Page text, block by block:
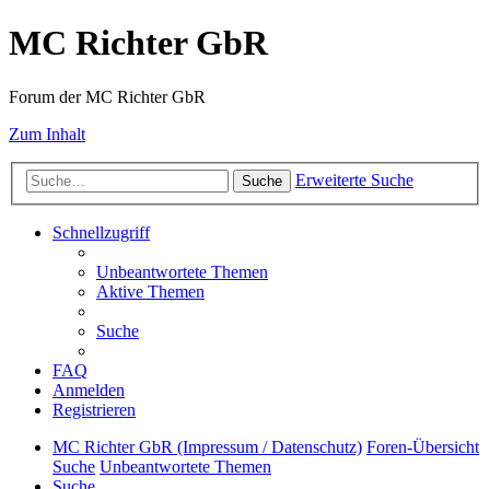
MC Richter GbR
Forum der MC Richter GbR
Zum Inhalt
Suche Erweiterte Suche
Schnellzugriff
Unbeantwortete Themen
Aktive Themen
Suche
FAQ
Anmelden
Registrieren
MC Richter GbR (Impressum / Datenschutz) Foren-Übersicht
Suche Unbeantwortete Themen